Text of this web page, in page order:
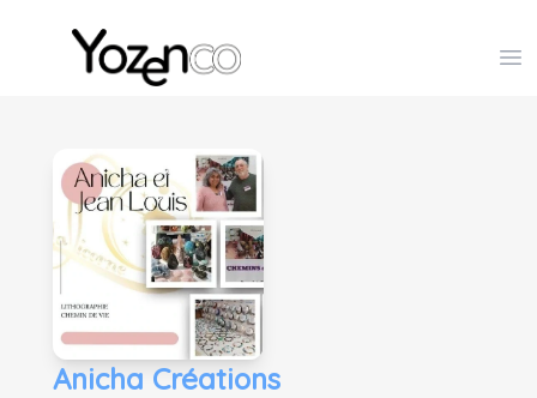
Yozenco - Organisateur de Salons, Evénements et
Anicha Créations